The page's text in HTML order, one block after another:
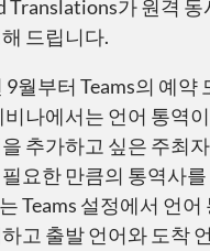
Translations가 원격
드립니다.
9월부터 Teams의 예약
비나에서는 언어 통역
추가하고 싶은 주최
요한 만큼의 통역사
Teams 설정에서 언
고 출발 언어와 도착